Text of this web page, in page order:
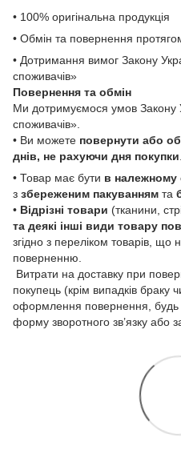
• 100% оригінальна продукція
• Обмін та повернення
• Дотримання вимог Закону
споживачів»
Повернення та обмін
Ми дотримуємося умов Закону
споживачів».
• Ви можете повернути або
днів, не рахуючи дня покупки
• Товар має бути в належному
з збереженим пакуванням та
• Відрізні товари (тканини,
та деякі інші види товару
згідно з переліком товарів, що
поверненню.
Витрати на доставку при
покупець (крім випадків
оформлення повернення, будь
форму зворотного зв’язку або